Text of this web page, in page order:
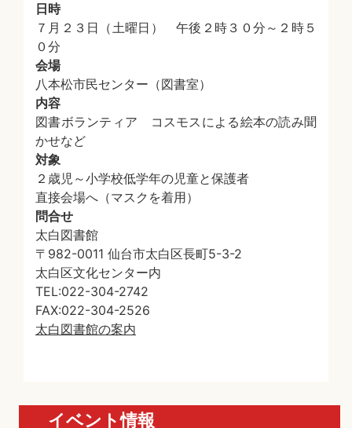
日時
７月２３日（土曜日） 午後２時３０分～２時５
０分
会場
八本松市民センター（図書室）
内容
図書ボランティア コスモスによる絵本の読み聞
かせなど
対象
２歳児～小学校低学年の児童と保護者
直接会場へ（マスクを着用）
問合せ
太白図書館
〒982-0011 仙台市太白区長町5-3-2
太白区文化センター内
TEL:022-304-2742
FAX:022-304-2526
太白図書館の案内
イベント情報